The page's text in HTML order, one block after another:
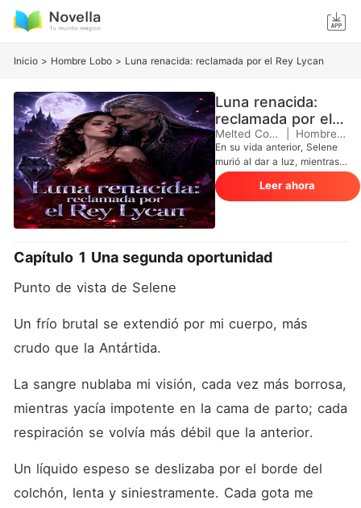
Inicio > Hombre Lobo > Luna renacida: reclamada por el Rey Lycan
Luna renacida:
reclamada por el
Rey Lycan
Melted Compass Hombre Lobo
En su vida anterior, Selene
murió al dar a luz, mientras
su compañero Alfa la
abandonaba por otra mujer.
Renacida con una segunda
oportunidad, juró romper
que le había destrozado la
vida y recuperar el lugar que
había caído en desgracia, se
esforzó por reescribir su
apareció el misterioso Rey
Lycan y reveló una verdad
impactante: ella estaba
compañera. Esta vez, Selene
volvería a destruirla... o se
convertiría en su salvación.
Leer ahora
Capítulo 1 Una segunda oportunidad
Punto de vista de Selene
Un frío brutal se extendió por mi cuerpo, más
crudo que la Antártida.
La sangre nublaba mi visión, cada vez más borrosa,
mientras yacía impotente en la cama de parto; cada
respiración se volvía más débil que la anterior.
Un líquido espeso se deslizaba por el borde del
colchón, lenta y siniestramente. Cada gota me